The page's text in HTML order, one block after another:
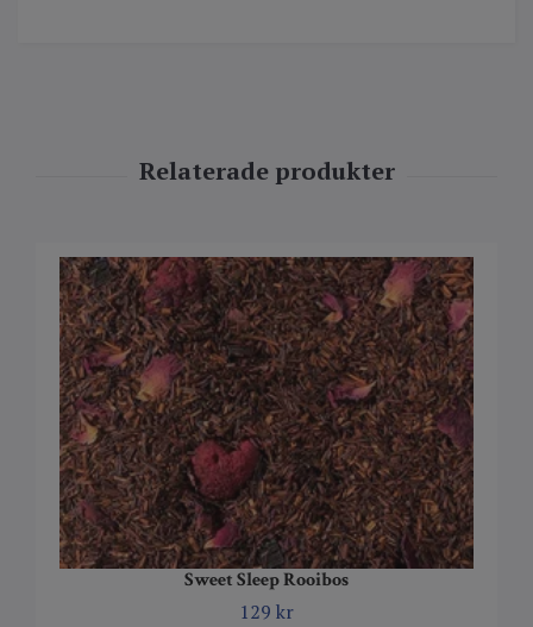
Sweet Sleep Rooibos
129 kr